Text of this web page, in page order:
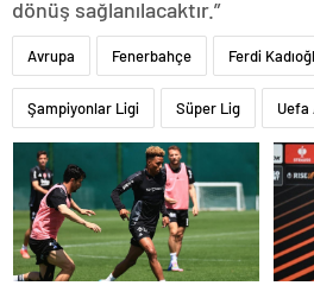
dönüş sağlanılacaktır.”
Avrupa Fenerbahçe Ferdi
Şampiyonlar Ligi Süper Lig Uefa